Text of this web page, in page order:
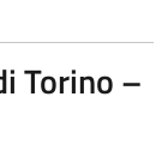
Torino –